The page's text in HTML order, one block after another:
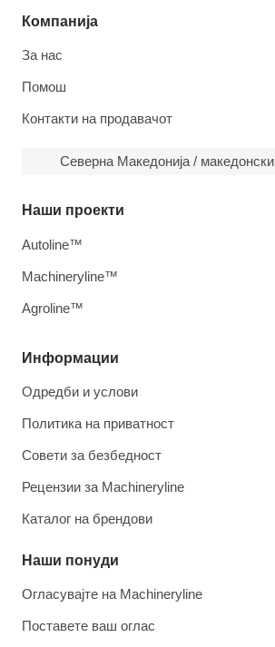
Компанија
За нас
Помош
Контакти на продавачот
Северна Македонија / македонски
Информации
Одредби и услови
Политика на приватност
Совети за безбедност
Рецензии за Machineryline
Каталог на брендови
Наши понуди
Огласувајте на Machineryline
Поставете ваш оглас
Наши проекти
Autoline™
Machineryline™
Agroline™